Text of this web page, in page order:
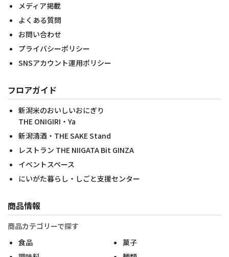
メディア掲載
よくある質問
お問い合わせ
プライバシーポリシー
SNSアカウント運用ポリシー
フロアガイド
新潟米のおいしいおにぎり
THE ONIGIRI・Ya
新潟清酒・THE SAKE Stand
レストラン THE NIIGATA Bit GINZA
イベントスペース
にいがた暮らし・しごと支援センター
商品情報
商品カテゴリーで探す
食品
菓子